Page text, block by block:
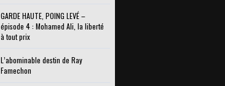
GARDE HAUTE, POING LEVÉ –
épisode 4 : Mohamed Ali, la liberté
à tout prix
L’abominable destin de Ray
Famechon